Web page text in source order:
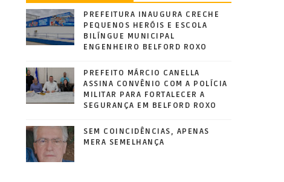
PREFEITURA INAUGURA CRECHE
PEQUENOS HERÓIS E ESCOLA
BILÍNGUE MUNICIPAL
ENGENHEIRO BELFORD ROXO
PREFEITO MÁRCIO CANELLA
ASSINA CONVÊNIO COM A POLÍCIA
MILITAR PARA FORTALECER A
SEGURANÇA EM BELFORD ROXO
SEM COINCIDÊNCIAS, APENAS
MERA SEMELHANÇA